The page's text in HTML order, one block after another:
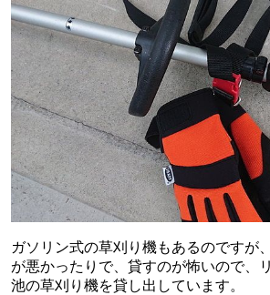
ガソリン式の草刈り機もあるのですが
が悪かったりで、貸すのが怖いので、
池の草刈り機を貸し出しています。